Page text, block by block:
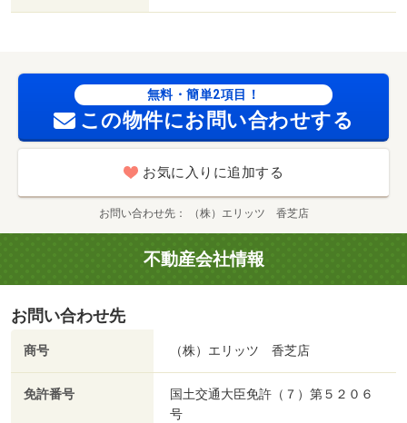
無料・簡単2項目！
この物件にお問い合わせする
お気に入りに追加する
お問い合わせ先 （株）エリッツ 香芝店
不動産会社情報
お問い合わせ先
商号 （株）エリッツ 香芝店
免許番号
国土交通大臣免許（７）第５２０６
号